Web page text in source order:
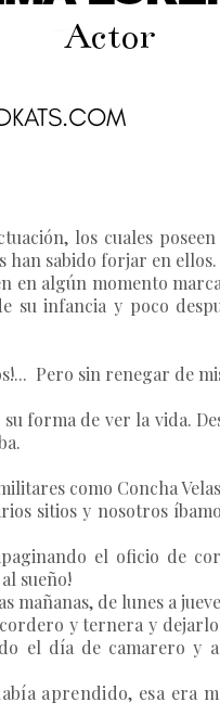
los cuales
han sabido forjar en ellos.
en algún momento
infancia y poco
Pero sin renegar de
forma de ver la vida.
como Concha
sitios y nosotros
el oficio de
sueño!
de lunes a
y ternera y
el día de camarero y
aprendido, esa era